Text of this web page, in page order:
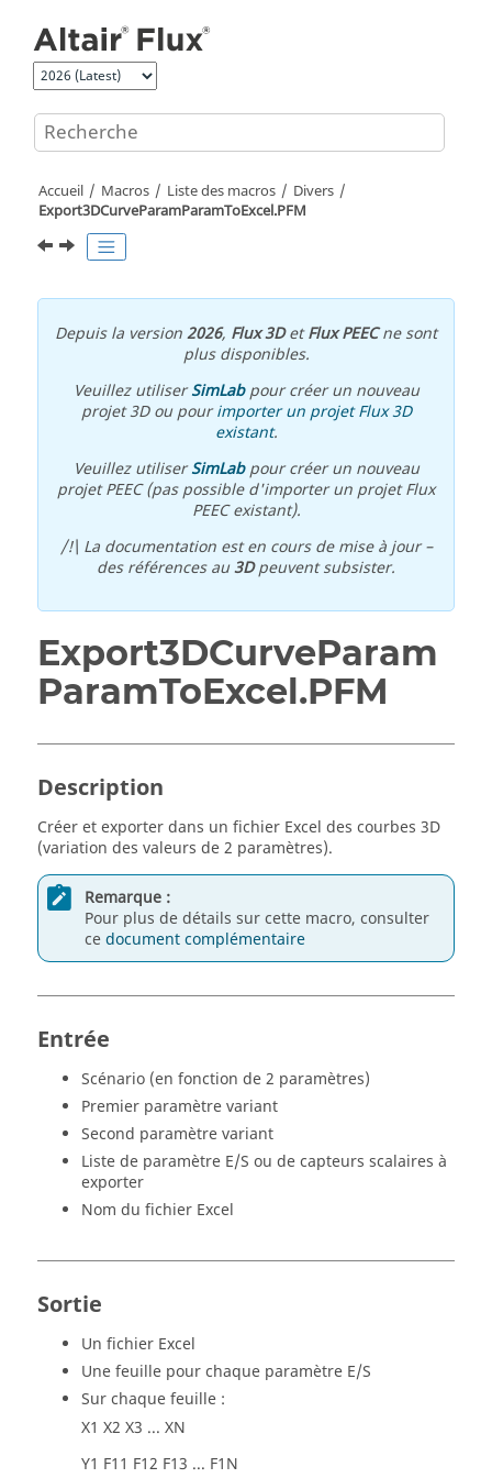
Accueil Macros Liste des macros
Divers
Export3DCurveParamParamToExcel.PFM
Depuis la version2026, Flux 3DetFlux PEECne sont
plus disponibles.
Veuillez utiliserSimLabpour créer un nouveau
projet 3D ou pourimporter un projet Flux 3D
existant.
Veuillez utiliserSimLabpour créer un nouveau
projet PEEC (pas possible d'importer un projet Flux
PEEC existant).
/!\ La documentation est en cours de mise à jour –
des références au3Dpeuvent subsister.
Export3DCurveParam
ParamToExcel.PFM
Description
Créer et exporter dans un fichier Excel des courbes 3D
(variation des valeurs de 2 paramètres).
Remarque :
Pour plus de détails sur cette macro, consulter
cedocument complémentaire
Entrée
Scénario (en fonction de 2 paramètres)
Premier paramètre variant
Second paramètre variant
Liste de paramètre E/S ou de capteurs scalaires à
exporter
Nom du fichier Excel
Sortie
Un fichier Excel
Une feuille pour chaque paramètre E/S
Sur chaque feuille :
X1 X2 X3 ... XN
Y1 F11 F12 F13 ... F1N